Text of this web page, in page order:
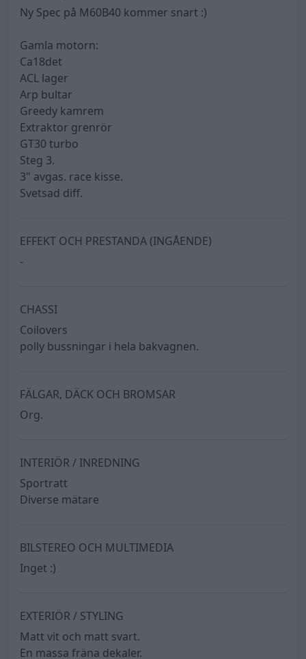
Ny Spec på M60B40 kommer snart :)
Gamla motorn:
Ca18det
ACL lager
Arp bultar
Greedy kamrem
Extraktor grenrör
GT30 turbo
Steg 3.
3" avgas. race kisse.
Svetsad diff.
EFFEKT OCH PRESTANDA (INGÅENDE)
-
CHASSI
Coilovers
polly bussningar i hela bakvagnen.
FÄLGAR, DÄCK OCH BROMSAR
Org.
INTERIÖR / INREDNING
Sportratt
Diverse mätare
BILSTEREO OCH MULTIMEDIA
Inget :)
EXTERIÖR / STYLING
Matt vit och matt svart.
En massa fräna dekaler.